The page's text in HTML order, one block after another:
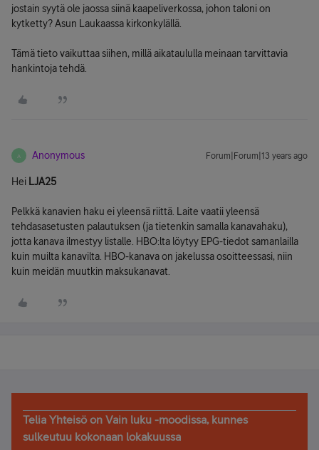
jostain syytä ole jaossa siinä kaapeliverkossa, johon taloni on
kytketty? Asun Laukaassa kirkonkylällä.
Tämä tieto vaikuttaa siihen, millä aikataululla meinaan tarvittavia
hankintoja tehdä.
A Anonymous Forum|Forum|13 years ago
Hei LJA25
Pelkkä kanavien haku ei yleensä riittä. Laite vaatii yleensä
tehdasasetusten palautuksen (ja tietenkin samalla kanavahaku),
jotta kanava ilmestyy listalle. HBO:lta löytyy EPG-tiedot samanlailla
kuin muilta kanavilta. HBO-kanava on jakelussa osoitteessasi, niin
kuin meidän muutkin maksukanavat.
Telia Yhteisö on Vain luku -moodissa, kunnes
sulkeutuu kokonaan lokakuussa